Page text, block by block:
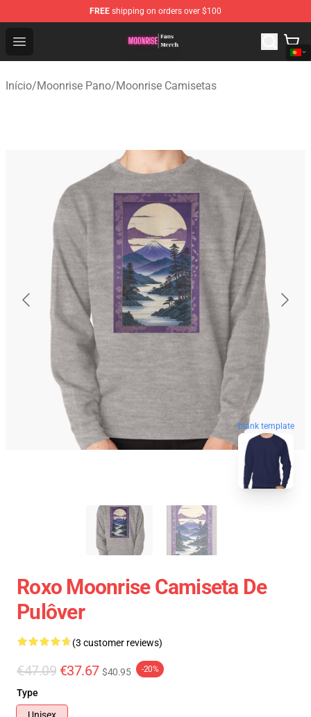
FREE shipping on orders over $100
Open menu
Moonrise Store - Official Moonrise Merchandise Shop
Início/Moonrise Pano/Moonrise Camisetas
blank template
Roxo Moonrise Camiseta De
Pulôver
(3 customer reviews)
€47.09 €37.67 $40.95 -20%
Type